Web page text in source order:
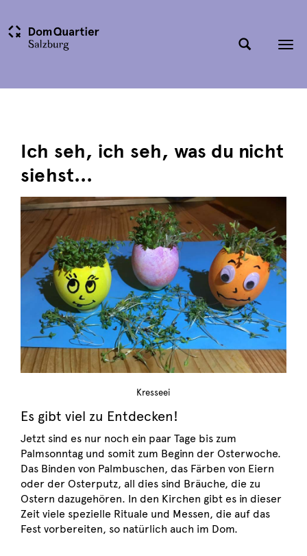
Ich seh, ich seh, was du nicht
siehst…
Kresseei
Es gibt viel zu Entdecken!
Jetzt sind es nur noch ein paar Tage bis zum
Palmsonntag und somit zum Beginn der Osterwoche.
Das Binden von Palmbuschen, das Färben von Eiern
oder der Osterputz, all dies sind Bräuche, die zu
Ostern dazugehören. In den Kirchen gibt es in dieser
Zeit viele spezielle Rituale und Messen, die auf das
Fest vorbereiten, so natürlich auch im Dom.